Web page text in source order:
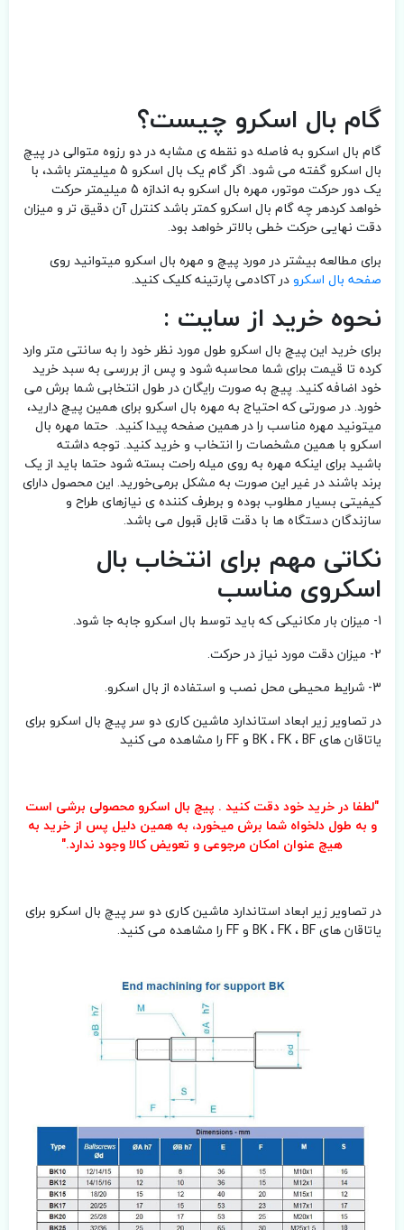
گام بال اسکرو چیست؟
گام بال اسکرو به فاصله دو نقطه ی مشابه در دو رزوه متوالی در پیچ
بال اسکرو گفته می شود. اگر گام یک بال اسکرو 5 میلیمتر باشد، با
یک دور حرکت موتور، مهره بال اسکرو به اندازه 5 میلیمتر حرکت
خواهد کردهر چه گام بال اسکرو کمتر باشد کنترل آن دقیق تر و میزان
دقت نهایی حرکت خطی بالاتر خواهد بود.
برای مطالعه بیشتر در مورد پیچ و مهره بال اسکرو میتوانید روی
صفحه بال اسکرودر آکادمی پارتینه کلیک کنید.
نحوه خرید از سایت :
برای خرید این پیچ بال اسکرو طول مورد نظر خود را به سانتی متر وارد
کرده تا قیمت برای شما محاسبه شود و پس از بررسی به سبد خرید
خود اضافه کنید. پیچ به صورت رایگان در طول انتخابی شما برش می
خورد. در صورتی که احتیاج به مهره بال اسکرو برای همین پیچ دارید،
میتونید مهره مناسب را در همین صفحه پیدا کنید. حتما مهره بال
اسکرو با همین مشخصات را انتخاب و خرید کنید. توجه داشته
باشید برای اینکه مهره به روی میله راحت بسته شود حتما باید از یک
برند باشند در غیر این صورت به مشکل برمی‌خورید. این محصول دارای
کیفیتی بسیار مطلوب بوده و برطرف کننده ی نیازهای طراح و
سازندگان دستگاه ها با دقت قابل قبول می باشد.
نکاتی مهم برای انتخاب بال
اسکروی مناسب
1- میزان بار مکانیکی که باید توسط بال اسکرو جابه جا شود.
2- میزان دقت مورد نیاز در حرکت.
3- شرایط محیطی محل نصب و استفاده از بال اسکرو.
در تصاویر زیر ابعاد استاندارد ماشین کاری دو سر پیچ بال اسکرو برای
یاتاقان های BK ، FK ، BF و FF را مشاهده می کنید
"لطفا در خرید خود دقت کنید . پیچ بال اسکرو محصولی برشی است
و به طول دلخواه شما برش میخورد، به همین دلیل پس از خرید به
هیچ عنوان امکان مرجوعی و تعویض کالا وجود ندارد."
در تصاویر زیر ابعاد استاندارد ماشین کاری دو سر پیچ بال اسکرو برای
یاتاقان های BK ، FK ، BF و FF را مشاهده می کنید.